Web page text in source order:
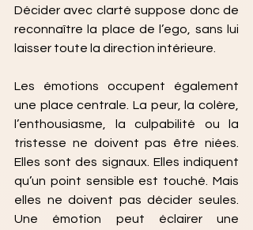
Décider avec clarté suppose donc de
reconnaître la place de l’ego, sans lui
laisser toute la direction intérieure.
Les émotions occupent également
une place centrale. La peur, la colère,
l’enthousiasme, la culpabilité ou la
tristesse ne doivent pas être niées.
Elles sont des signaux. Elles indiquent
qu’un point sensible est touché. Mais
elles ne doivent pas décider seules.
Une émotion peut éclairer une